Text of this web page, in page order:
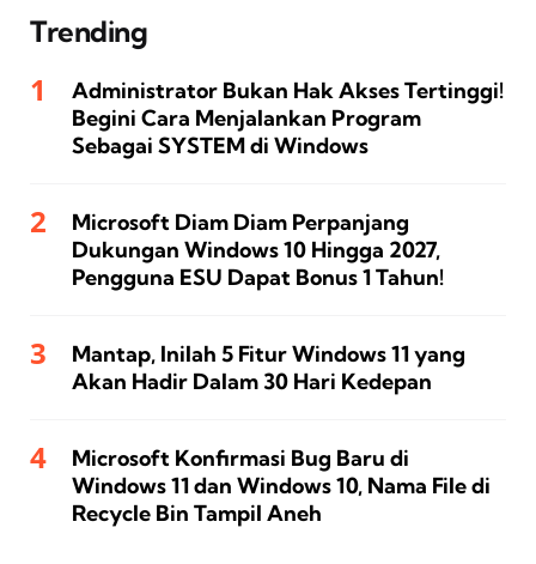
Trending
Administrator Bukan Hak Akses Tertinggi!
Begini Cara Menjalankan Program
Sebagai SYSTEM di Windows
Microsoft Diam Diam Perpanjang
Dukungan Windows 10 Hingga 2027,
Pengguna ESU Dapat Bonus 1 Tahun!
Mantap, Inilah 5 Fitur Windows 11 yang
Akan Hadir Dalam 30 Hari Kedepan
Microsoft Konfirmasi Bug Baru di
Windows 11 dan Windows 10, Nama File di
Recycle Bin Tampil Aneh